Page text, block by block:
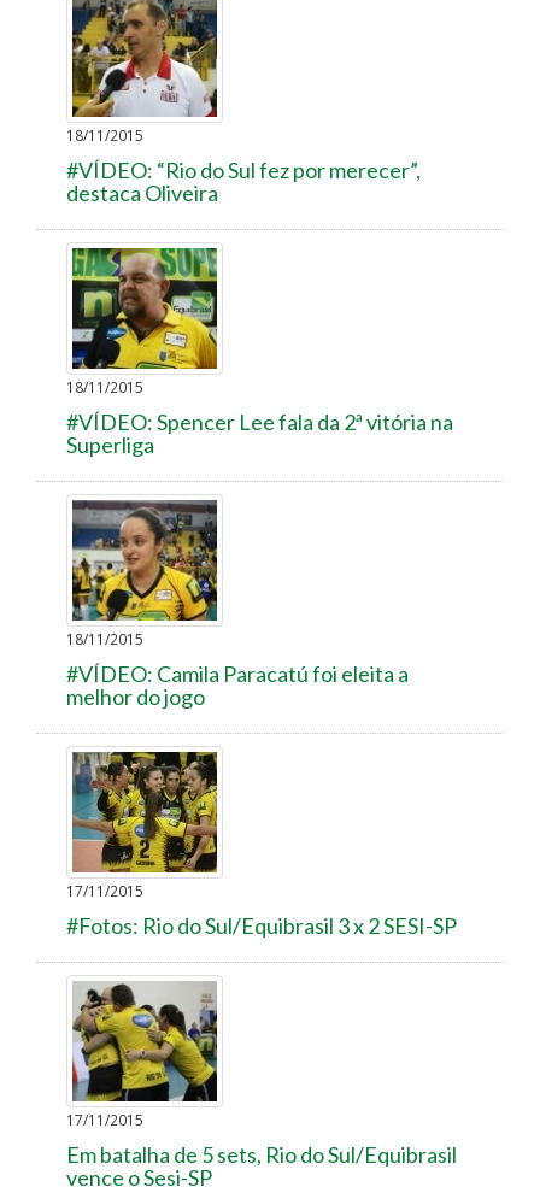
18/11/2015
#VÍDEO: “Rio do Sul fez por merecer”,
destaca Oliveira
18/11/2015
#VÍDEO: Spencer Lee fala da 2ª vitória na
Superliga
18/11/2015
#VÍDEO: Camila Paracatú foi eleita a
melhor do jogo
17/11/2015
#Fotos: Rio do Sul/Equibrasil 3 x 2 SESI-SP
17/11/2015
Em batalha de 5 sets, Rio do Sul/Equibrasil
vence o Sesi-SP